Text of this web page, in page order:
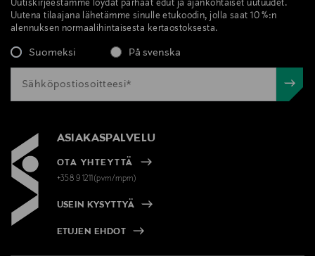
Uutiskirjeestämme löydät parhaat edut ja ajankohtaiset uutuudet.
Uutena tilaajana lähetämme sinulle etukoodin, jolla saat 10 %:n
alennuksen normaalihintaisesta kertaostoksesta.
Suomeksi På svenska
ASIAKASPALVELU
OTA YHTEYTTÄ
+358 9 1211(pvm/mpm)
USEIN KYSYTTYÄ
ETUJEN EHDOT